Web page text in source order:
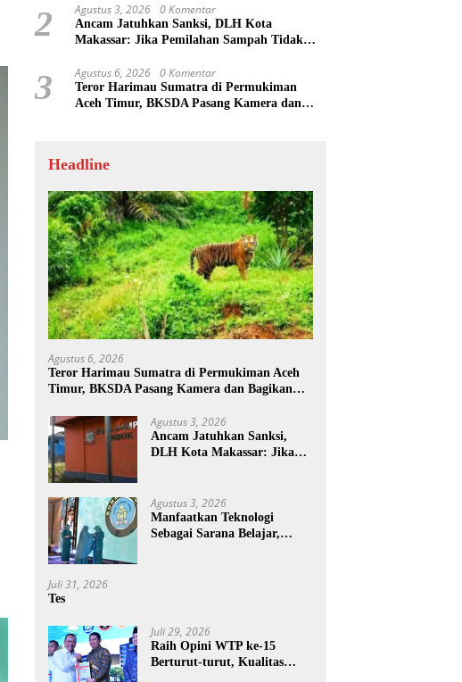
2 Agustus 3, 2026 0 Komentar
Ancam Jatuhkan Sanksi, DLH Kota
Makassar: Jika Pemilahan Sampah Tidak
3 Agustus 6, 2026 0 Komentar
Teror Harimau Sumatra di Permukiman
Aceh Timur, BKSDA Pasang Kamera dan
Headline
Agustus 6, 2026
Teror Harimau Sumatra di Permukiman Aceh
Timur, BKSDA Pasang Kamera dan Bagikan
Agustus 3, 2026
Ancam Jatuhkan Sanksi,
DLH Kota Makassar: Jika
Agustus 3, 2026
Manfaatkan Teknologi
Sebagai Sarana Belajar,
Juli 31, 2026
Tes
Juli 29, 2026
Raih Opini WTP ke-15
Berturut-turut, Kualitas